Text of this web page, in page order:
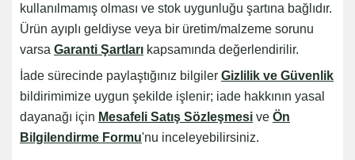
kullanılmamış olması ve stok uygunluğu şartına bağlıdır.
Ürün ayıplı geldiyse veya bir üretim/malzeme sorunu
varsa Garanti Şartları kapsamında değerlendirilir.
İade sürecinde paylaştığınız bilgiler Gizlilik ve Güvenlik
bildirimimize uygun şekilde işlenir; iade hakkının yasal
dayanağı için Mesafeli Satış Sözleşmesi ve Ön
Bilgilendirme Formu'nu inceleyebilirsiniz.